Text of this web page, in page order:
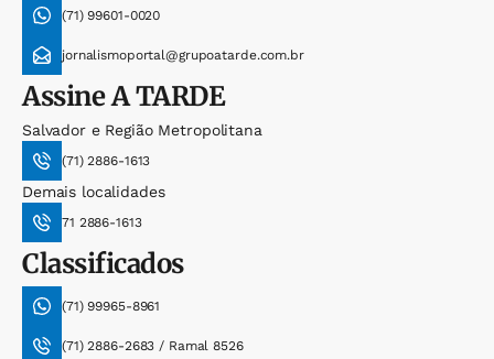
(71) 99601-0020
jornalismoportal@grupoatarde.com.br
AssineA TARDE
Salvador e Região Metropolitana
(71) 2886-1613
Demais localidades
71 2886-1613
Classificados
(71) 99965-8961
(71) 2886-2683 / Ramal 8526